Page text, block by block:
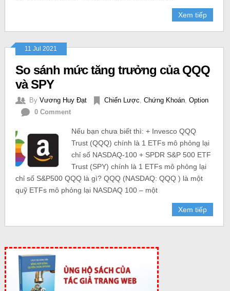
Xem tiếp
11 Jul 2021
So sánh mức tăng trưởng của QQQ
và SPY
By Vương Huy Đạt Chiến Lược Chứng Khoán, Option
0 Comment
Nếu bạn chưa biết thì: + Invesco QQQ
Trust (QQQ) chính là 1 ETFs mô phỏng lại
chỉ số NASDAQ-100 + SPDR S&P 500 ETF
Trust (SPY) chính là 1 ETFs mô phỏng lại
chỉ số S&P500 QQQ là gì? QQQ (NASDAQ: QQQ ) là một
quỹ ETFs mô phỏng lại NASDAQ 100 – một
Xem tiếp